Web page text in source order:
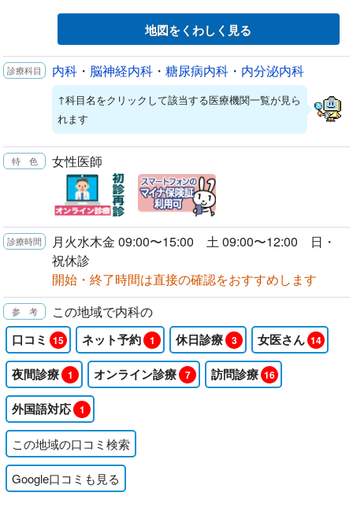
地図をくわしく見る
内科 ・ 脳神経内科 ・ 糖尿病内科 ・ 内分泌内科
↑科目名をクリックして該当する医療機関一覧が見ら
れます
女性医師
月火水木金 09:00〜15:00 土 09:00〜12:00 日・
祝休診
開始・終了時間は直接の確認をおすすめします
この地域で内科の
口コミ 15 ネット予約 1 休日診療 3 女医さん 14
夜間診療 1 オンライン診療 7 訪問診療 16
外国語対応 1
この地域の口コミ検索
Google口コミも見る